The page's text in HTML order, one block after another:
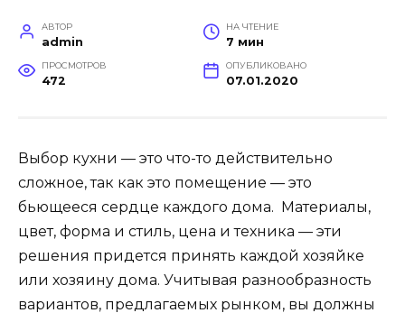
АВТОР
admin
НА ЧТЕНИЕ
7 мин
ПРОСМОТРОВ
472
ОПУБЛИКОВАНО
07.01.2020
Выбор кухни — это что-то действительно
сложное, так как это помещение — это
бьющееся сердце каждого дома. Материалы,
цвет, форма и стиль, цена и техника — эти
решения придется принять каждой хозяйке
или хозяину дома. Учитывая разнообразность
вариантов, предлагаемых рынком, вы должны